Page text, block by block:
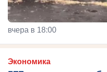
вчера в 18:00
Экономика